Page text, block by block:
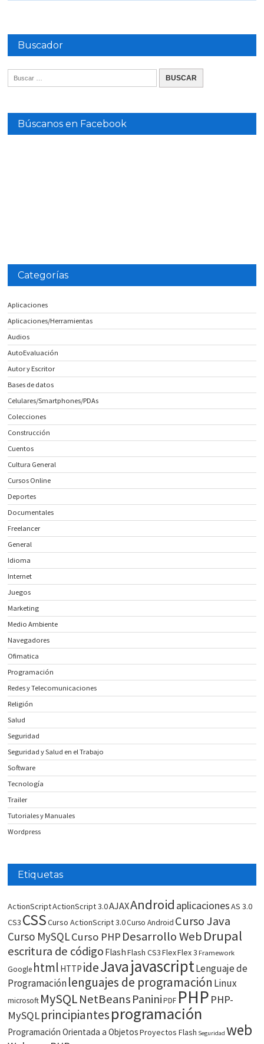
Buscador
Búscanos en Facebook
Categorías
Aplicaciones
Aplicaciones/Herramientas
Audios
AutoEvaluación
Autor y Escritor
Bases de datos
Celulares/Smartphones/PDAs
Colecciones
Construcción
Cuentos
Cultura General
Cursos Online
Deportes
Documentales
Freelancer
General
Idioma
Internet
Juegos
Marketing
Medio Ambiente
Navegadores
Ofimatica
Programación
Redes y Telecomunicaciones
Religión
Salud
Seguridad
Seguridad y Salud en el Trabajo
Software
Tecnología
Trailer
Tutoriales y Manuales
Wordpress
Etiquetas
ActionScriptActionScript 3.0AJAXAndroid aplicacionesAS 3.0
CS3 CSSCurso ActionScript 3.0Curso Android Curso Java
Curso MySQLCurso PHP Desarrollo WebDrupal
escritura de código FlashFlash CS3FlexFlex 3 Framework
Google html HTTP ideJavajavascriptLenguaje de
Programaciónlenguajes de programación Linux
microsoft MySQLNetBeans Panini PDF PHP PHP-
MySQLprincipiantesprogramación
Programación Orientada a ObjetosProyectos Flash Seguridad web